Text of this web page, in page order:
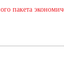
пакета